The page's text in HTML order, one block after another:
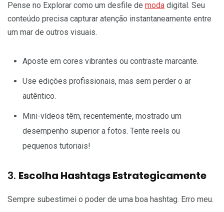
Pense no Explorar como um desfile de moda digital. Seu
conteúdo precisa capturar atenção instantaneamente entre
um mar de outros visuais.
Aposte em cores vibrantes ou contraste marcante.
Use edições profissionais, mas sem perder o ar
autêntico.
Mini-vídeos têm, recentemente, mostrado um
desempenho superior a fotos. Tente reels ou
pequenos tutoriais!
3. Escolha Hashtags Estrategicamente
Sempre subestimei o poder de uma boa hashtag. Erro meu.